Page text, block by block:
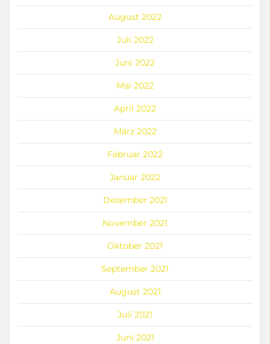
August 2022
Juli 2022
Juni 2022
Mai 2022
April 2022
März 2022
Februar 2022
Januar 2022
Dezember 2021
November 2021
Oktober 2021
September 2021
August 2021
Juli 2021
Juni 2021